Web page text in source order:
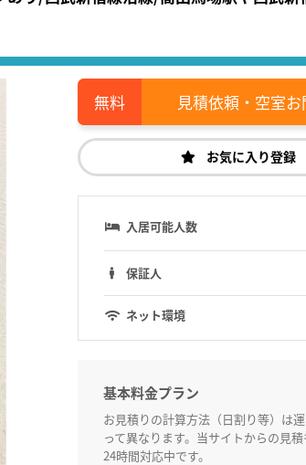
見積依頼・空室
お気に入り登録
入居可能人数
保証人
ネット環境
基本料金プラン
お見積りの計算方法（日割り等）は
って異なります。当サイトからの見
24時間対応中です。